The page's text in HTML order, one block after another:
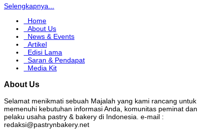
Selengkapnya...
Home
About Us
News & Events
Artikel
Edisi Lama
Saran & Pendapat
Media Kit
About Us
Selamat menikmati sebuah Majalah yang kami rancang untuk
memenuhi kebutuhan informasi Anda, komunitas peminat dan
pelaku usaha pastry & bakery di Indonesia. e-mail :
redaksi@pastrynbakery.net